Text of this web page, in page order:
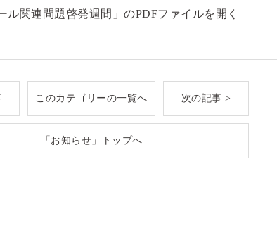
ル関連問題啓発週間」のPDFファイルを開く
このカテゴリーの一覧へ 次の記事 >
「お知らせ」トップへ